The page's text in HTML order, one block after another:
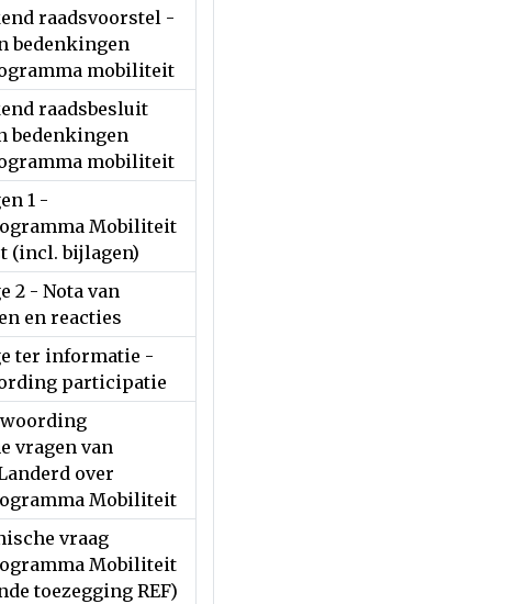
raadsvoorstel -
bedenkingen
mobiliteit
raadsbesluit
bedenkingen
mobiliteit
1 -
Mobiliteit
(incl. bijlagen)
2 - Nota van
en reacties
ter informatie -
participatie
vragen van
over
Mobiliteit
vraag
Mobiliteit
toezegging REF)